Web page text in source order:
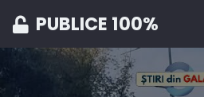
PUBLICE 100%